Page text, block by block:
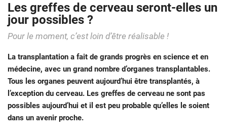
Les greffes de cerveau seront-elles un
jour possibles ?
Pour le moment, c’est loin d’être réalisable !
La transplantation a fait de grands progrès en science et en
médecine, avec un grand nombre d’organes transplantables.
Tous les organes peuvent aujourd’hui être transplantés, à
l’exception du cerveau. Les greffes de cerveau ne sont pas
possibles aujourd’hui et il est peu probable qu’elles le soient
dans un avenir proche.